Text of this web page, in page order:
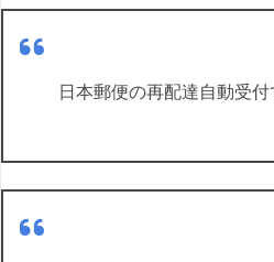
日本郵便の再配達自動受付